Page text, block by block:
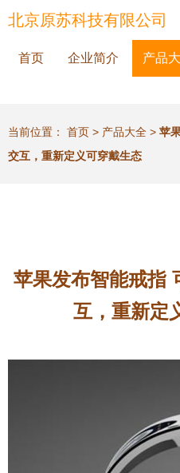
北京原苏科技有限公司
首页 企业简介 产品
当前位置： 首页 > 产品大全 > 苹
交互，重新定义可穿戴生态
苹果发布智能戒指
互，重新定